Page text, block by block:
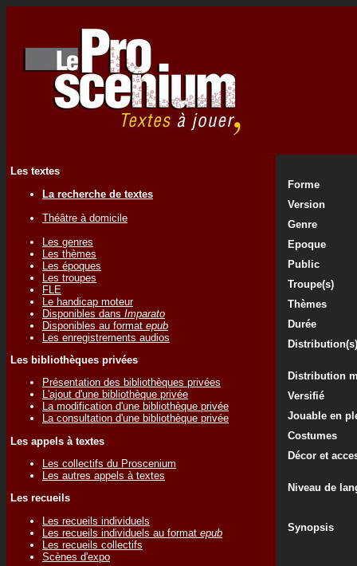
Les textes
La recherche de textes
Théâtre à domicile
Les genres
Les thèmes
Les époques
Les troupes
FLE
Le handicap moteur
Disponibles dans Imparato
Disponibles au format epub
Les enregistrements audios
Les bibliothèques privées
Présentation des bibliothèques privées
L'ajout d'une bibliothèque privée
La modification d'une bibliothèque privée
La consultation d'une bibliothèque privée
Les appels à textes
Les collectifs du Proscenium
Les autres appels à textes
Les recueils
Les recueils individuels
Les recueils individuels au format epub
Les recueils collectifs
Scènes d'expo
Forme
Version
Genre
Epoque
Public
Troupe(s)
Thèmes
Durée
Distribution(s)
Distribution
Versifié
Jouable en
Costumes
Décor et
Niveau de
Synopsis